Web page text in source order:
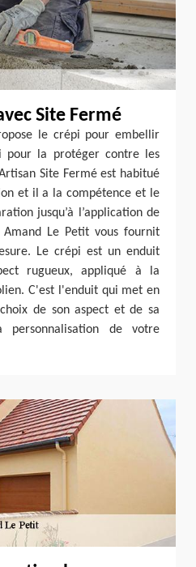
Site Fermé
le crépi pour embellir
pour la protéger contre les
Site Fermé est habitué
et il a la compétence et le
jusqu’à l’application de
Amand Le Petit vous fournit
Le crépi est un enduit
rugueux, appliqué à la
C'est l'enduit qui met en
de son aspect et de sa
de votre